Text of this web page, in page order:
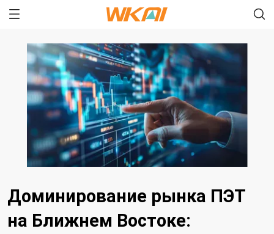
Доминирование рынка ПЭТ
на Ближнем Востоке: